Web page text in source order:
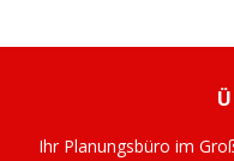
Ihr Planungsbüro im